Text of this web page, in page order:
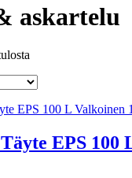
askartelu
EPS 100